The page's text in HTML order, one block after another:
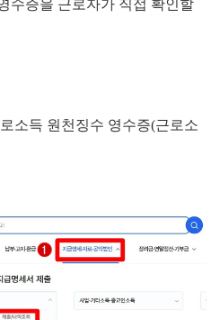
수증을 근로자가 직접 확인할
소득 원천징수 영수증(근로소